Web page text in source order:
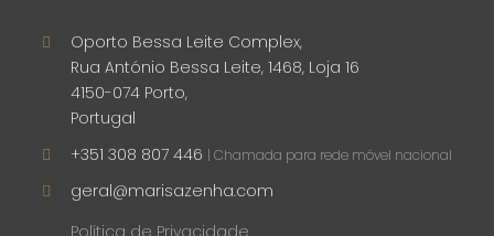
Oporto Bessa Leite Complex,
Rua António Bessa Leite, 1468, Loja 16
4150-074 Porto,
Portugal
+351 308 807 446 | Chamada para rede móvel nacional
geral@marisazenha.com
Política de Privacidade